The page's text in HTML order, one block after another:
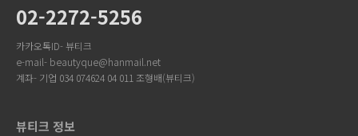
02-2272-5256
카카오톡ID- 뷰티크
e-mail- beautyque@hanmail.net
계좌- 기업 034 074624 04 011 조형배(뷰티크)
뷰티크 정보